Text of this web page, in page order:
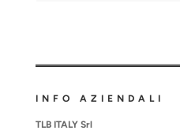
INFO AZIENDALI
TLB ITALY Srl